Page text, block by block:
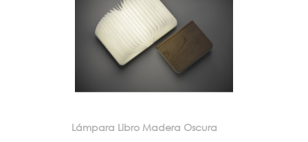
Lámpara Libro Madera Oscura